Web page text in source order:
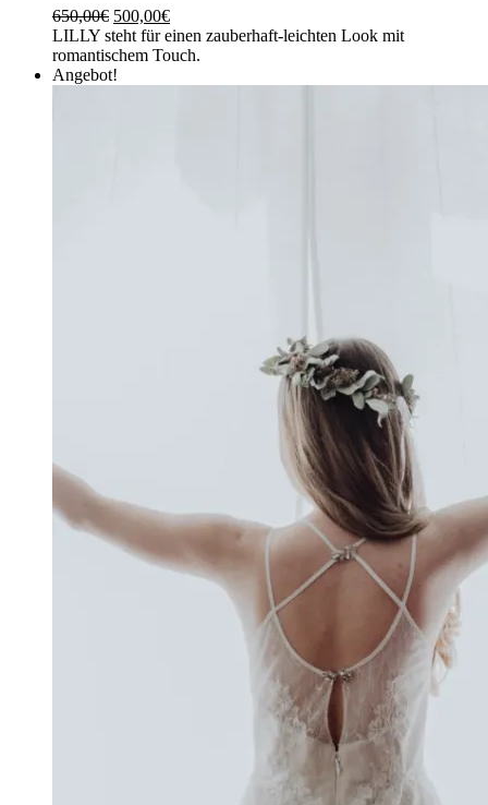
650,00€ 500,00€
LILLY steht für einen zauberhaft-leichten Look mit
romantischem Touch.
Angebot!